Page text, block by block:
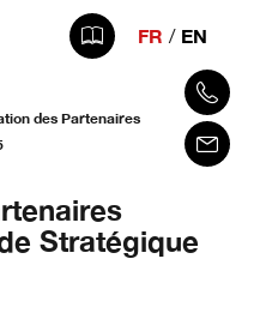
FR EN
des Partenaires
Stratégique